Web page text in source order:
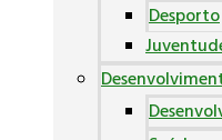
Desporto